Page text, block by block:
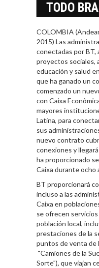
TODO
COLOMBIA
2015) Las
conectadas por BT,
proyectos sociales,
educación y salud
que ha ganado un
comenzado un
con Caixa
mayores
Latina, para
sus
nuevo contrato
conexiones y
ha proporcionado
Caixa durante ocho
BT proporcionará
incluso a las
Caixa en
se ofrecen servicios
población local,
prestaciones de la
puntos de venta de
"Camiones de la
Sorte"), que viajan